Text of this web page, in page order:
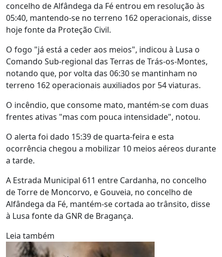
concelho de Alfândega da Fé entrou em resolução às
05:40, mantendo-se no terreno 162 operacionais, disse
hoje fonte da Proteção Civil.
O fogo "já está a ceder aos meios", indicou à Lusa o
Comando Sub-regional das Terras de Trás-os-Montes,
notando que, por volta das 06:30 se mantinham no
terreno 162 operacionais auxiliados por 54 viaturas.
O incêndio, que consome mato, mantém-se com duas
frentes ativas "mas com pouca intensidade", notou.
O alerta foi dado 15:39 de quarta-feira e esta
ocorrência chegou a mobilizar 10 meios aéreos durante
a tarde.
A Estrada Municipal 611 entre Cardanha, no concelho
de Torre de Moncorvo, e Gouveia, no concelho de
Alfândega da Fé, mantém-se cortada ao trânsito, disse
à Lusa fonte da GNR de Bragança.
Leia também